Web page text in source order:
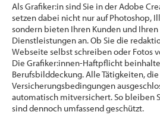
Als Grafiker:in sind Sie in der Adobe
setzen dabei nicht nur auf Photoshop,
sondern bieten Ihren Kunden und
Dienstleistungen an. Ob Sie die
Webseite selbst schreiben oder Fotos
Die Grafiker:innen-Haftpflicht
Berufsbilddeckung. Alle Tätigkeiten,
Versicherungsbedingungen
automatisch mitversichert. So bleiben
sind dennoch umfassend geschützt.